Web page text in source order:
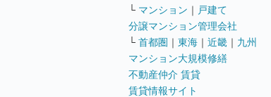
└ マンション ｜ 戸建て
分譲マンション管理会社
└ 首都圏 ｜ 東海 ｜ 近畿 ｜ 九州
マンション大規模修繕
不動産仲介 賃貸
賃貸情報サイト